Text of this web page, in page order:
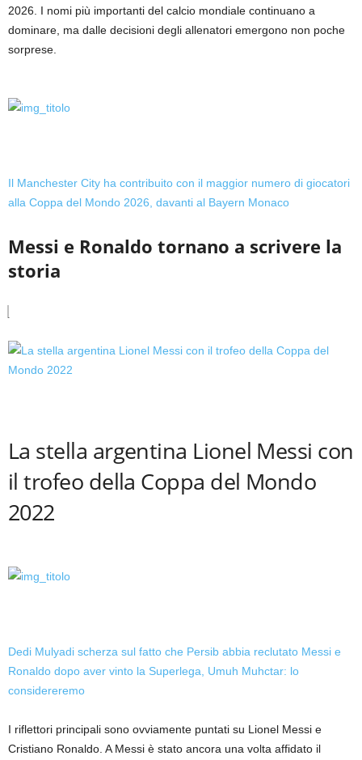
2026. I nomi più importanti del calcio mondiale continuano a
dominare, ma dalle decisioni degli allenatori emergono non poche
sorprese.
Il Manchester City ha contribuito con il maggior numero di giocatori
alla Coppa del Mondo 2026, davanti al Bayern Monaco
Messi e Ronaldo tornano a scrivere la
storia
La stella argentina Lionel Messi con
il trofeo della Coppa del Mondo
2022
Dedi Mulyadi scherza sul fatto che Persib abbia reclutato Messi e
Ronaldo dopo aver vinto la Superlega, Umuh Muhctar: ​​lo
considereremo
I riflettori principali sono ovviamente puntati su Lionel Messi e
Cristiano Ronaldo. A Messi è stato ancora una volta affidato il